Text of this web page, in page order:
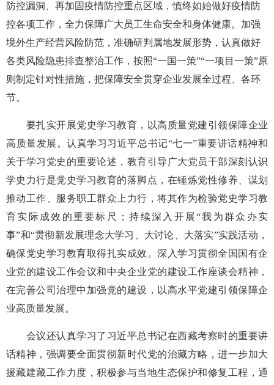
防控漏洞、再加固疫情防控重点区域，慎终如始做好疫情防
控各项工作，全力保障广大员工生命安全和身体健康。加强
境外生产经营风险防范，准确研判属地发展形势，认真做好
各类风险隐患排查整治工作，按照“一国一策”“一项目一策”原
则制定针对性措施，把保障安全贯穿企业发展全过程、各环
节。
要扎实开展党史学习教育，以高质量党建引领保障企业
高质量发展。认真学习习近平总书记“七一”重要讲话精神和
关于学习党史的重要论述，教育引导广大党员干部深刻认识
学史力行是党史学习教育的落脚点，在锤炼党性修养、谋划
推动工作、服务职工群众上力行，将其作为检验党史学习教
育实际成效的重要标尺；持续深入开展“我为群众办实
事”和“贯彻新发展理念大学习、大讨论、大落实”实践活动，
确保党史学习教育取得扎实成效。深入学习贯彻全国国有企
业党的建设工作会议和中央企业党的建设工作座谈会精神，
在完善公司治理中加强党的建设，以高水平党建引领保障企
业高质量发展。
会议还认真学习了习近平总书记在西藏考察时的重要讲
话精神，强调要全面贯彻新时代党的治藏方略，进一步加大
援藏建藏工作力度，积极参与当地生态保护和修复工程，通